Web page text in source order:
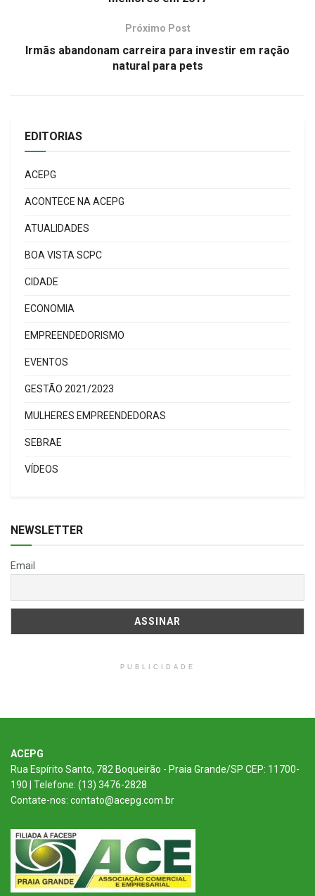
Próximo Post
Irmãs abandonam carreira para investir em ração
natural para pets
EDITORIAS
ACEPG
ACONTECE NA ACEPG
ATUALIDADES
BOA VISTA SCPC
CIDADE
ECONOMIA
EMPREENDEDORISMO
EVENTOS
GESTÃO 2021/2023
MULHERES EMPREENDEDORAS
SEBRAE
VÍDEOS
NEWSLETTER
Email
PUBLICIDADE
ACEPG
Rua Espírito Santo, 782 Boqueirão - Praia Grande/SP CEP: 11700-
190 | Telefone: (13) 3476-2828
Contate-nos: contato@acepg.com.br